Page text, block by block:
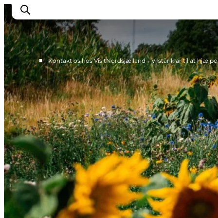
Om Os
Presse
■ Kontakt os hos VisitNordsjælland – Vi står klar til at